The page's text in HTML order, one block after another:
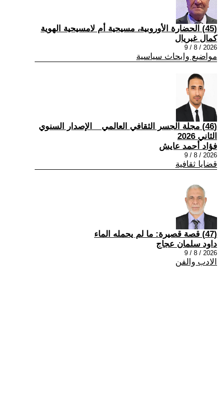
(45) الحضارة الأوروبية، مسيحية أم لامسيحية الهوية
كمال غبريال
2026 / 8 / 9
مواضيع وابحاث سياسية
(46) مجلة الجسر الثقافي العالمي _ الإصدار السنوي
الثاني 2026
فؤاد أحمد عايش
2026 / 8 / 9
قضايا ثقافية
(47) قصة قصيرة: ما لم يحمله الماء
داود سلمان عجاج
2026 / 8 / 9
الادب والفن